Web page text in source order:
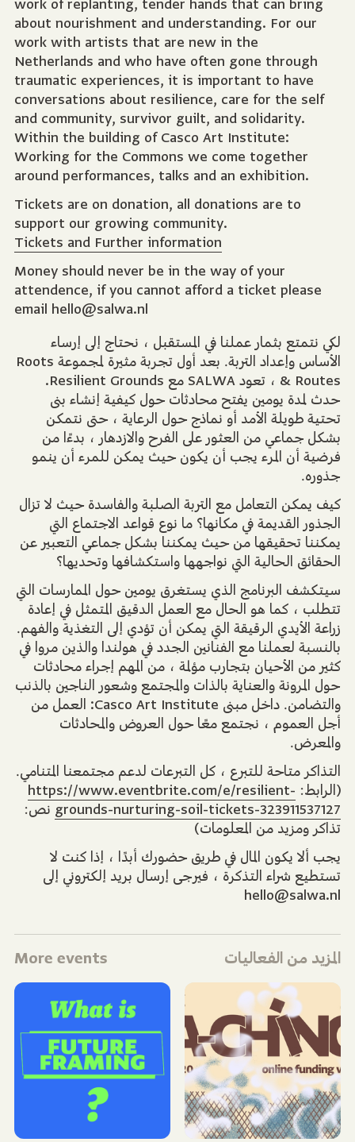
work of replanting, tender hands that can bring
about nourishment and understanding. For our
work with artists that are new in the
Netherlands and who have often gone through
traumatic experiences, it is important to have
conversations about resilience, care for the self
and community, survivor guilt, and solidarity.
Within the building of Casco Art Institute:
Working for the Commons we come together
around performances, talks and an exhibition.
Tickets are on donation, all donations are to
support our growing community.
Tickets and Further information
Money should never be in the way of your
attendence, if you cannot afford a ticket please
email hello@salwa.nl
لكي نتمتع بثمار عملنا في المستقبل ، نحتاج إلى إرساء
الأساس وإعداد التربة. بعد أول تجربة مثيرة لمجموعة Roots
& Routes ، تعود SALWA مع Resilient Grounds.
حدث لمدة يومين يفتح محادثات حول كيفية إنشاء بنى
تحتية طويلة الأمد أو نماذج حول الرعاية ، حتى نتمكن
بشكل جماعي من العثور على الفرح والازدهار ، بدءًا من
فرضية أن المرء يجب أن يكون حيث يمكن للمرء أن ينمو
جذوره.
كيف يمكن التعامل مع التربة الصلبة والفاسدة حيث لا تزال
الجذور القديمة في مكانها؟ ما نوع قواعد الاجتماع التي
يمكننا تحقيقها من حيث يمكننا بشكل جماعي التعبير عن
الحقائق الحالية التي نواجهها واستكشافها وتحديها؟
سيتكشف البرنامج الذي يستغرق يومين حول الممارسات التي
تتطلب ، كما هو الحال مع العمل الدقيق المتمثل في إعادة
زراعة الأيدي الرقيقة التي يمكن أن تؤدي إلى التغذية والفهم.
بالنسبة لعملنا مع الفنانين الجدد في هولندا والذين مروا في
كثير من الأحيان بتجارب مؤلمة ، من المهم إجراء محادثات
حول المرونة والعناية بالذات والمجتمع وشعور الناجين بالذنب
والتضامن. داخل مبنى Casco Art Institute: العمل من
أجل العموم ، نجتمع معًا حول العروض والمحادثات
والمعرض.
التذاكر متاحة للتبرع ، كل التبرعات لدعم مجتمعنا المتنامي.
(الرابط: https://www.eventbrite.com/e/resilient-
grounds-nurturing-soil-tickets-323911537127 نص:
تذاكر ومزيد من المعلومات)
يجب ألا يكون المال في طريق حضورك أبدًا ، إذا كنت لا
تستطيع شراء التذكرة ، فيرجى إرسال بريد إلكتروني إلى
hello@salwa.nl
More events المزيد من الفعاليات